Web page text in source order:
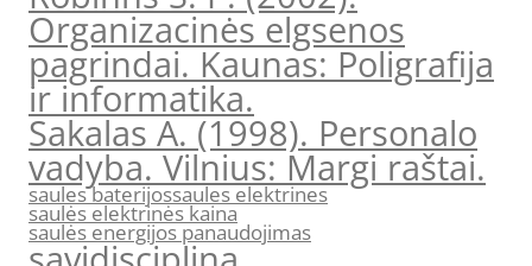
Organizacinės elgsenos
pagrindai. Kaunas: Poligrafija
ir informatika.
Sakalas A. (1998). Personalo
vadyba. Vilnius: Margi raštai.
saules baterijossaules elektrines
saulės elektrinės kaina
saulės energijos panaudojimas